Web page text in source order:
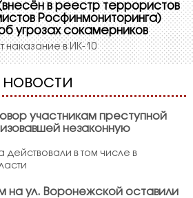
в реестр террористов
Росфинмониторинга)
угрозах сокамерников
наказание в ИК-10
участникам преступной
незаконную
действовали в том числе в
на ул. Воронежской оставили